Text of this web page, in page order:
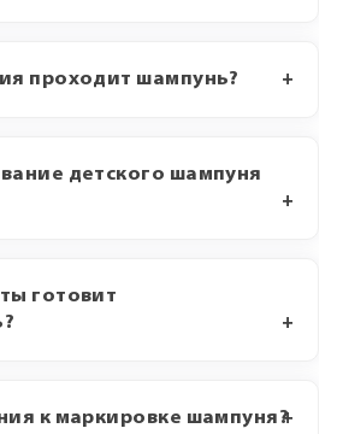
проходит шампунь?
детского шампуня
готовит
к маркировке шампуня?